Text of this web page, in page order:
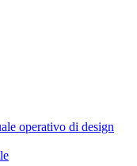
operativo di design